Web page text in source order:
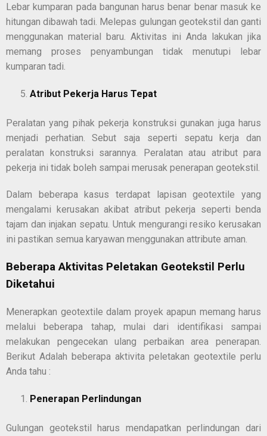
Lebar kumparan pada bangunan harus benar benar masuk ke
hitungan dibawah tadi. Melepas gulungan geotekstil dan ganti
menggunakan material baru. Aktivitas ini Anda lakukan jika
memang proses penyambungan tidak menutupi lebar
kumparan tadi.
Atribut Pekerja Harus Tepat
Peralatan yang pihak pekerja konstruksi gunakan juga harus
menjadi perhatian. Sebut saja seperti sepatu kerja dan
peralatan konstruksi sarannya. Peralatan atau atribut para
pekerja ini tidak boleh sampai merusak penerapan geotekstil.
Dalam beberapa kasus terdapat lapisan geotextile yang
mengalami kerusakan akibat atribut pekerja seperti benda
tajam dan injakan sepatu. Untuk mengurangi resiko kerusakan
ini pastikan semua karyawan menggunakan attribute aman.
Beberapa Aktivitas Peletakan Geotekstil Perlu
Diketahui
Menerapkan geotextile dalam proyek apapun memang harus
melalui beberapa tahap, mulai dari identifikasi sampai
melakukan pengecekan ulang perbaikan area penerapan.
Berikut Adalah beberapa aktivita peletakan geotextile perlu
Anda tahu :
Penerapan Perlindungan
Gulungan geotekstil harus mendapatkan perlindungan dari